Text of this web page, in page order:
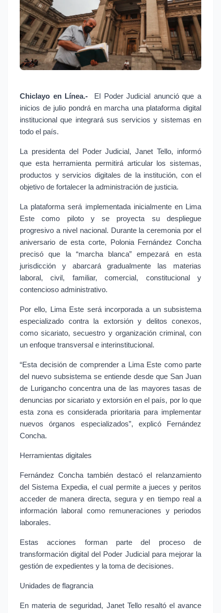
Chiclayo en Línea.-
El Poder Judicial anunció que a
inicios de julio pondrá en marcha una plataforma digital
institucional que integrará sus servicios y sistemas en
todo el país.
La presidenta del Poder Judicial, Janet Tello, informó
que esta herramienta permitirá articular los sistemas,
productos y servicios digitales de la institución, con el
objetivo de fortalecer la administración de justicia.
La plataforma será implementada inicialmente en Lima
Este como piloto y se proyecta su despliegue
progresivo a nivel nacional. Durante la ceremonia por el
aniversario de esta corte, Polonia Fernández Concha
precisó que la “marcha blanca” empezará en esta
jurisdicción y abarcará gradualmente las materias
laboral, civil, familiar, comercial, constitucional y
contencioso administrativo.
Por ello, Lima Este será incorporada a un subsistema
especializado contra la extorsión y delitos conexos,
como sicariato, secuestro y organización criminal, con
un enfoque transversal e interinstitucional.
“Esta decisión de comprender a Lima Este como parte
del nuevo subsistema se entiende desde que San Juan
de Lurigancho concentra una de las mayores tasas de
denuncias por sicariato y extorsión en el país, por lo que
esta zona es considerada prioritaria para implementar
nuevos órganos especializados”, explicó Fernández
Concha.
Herramientas digitales
Fernández Concha también destacó el relanzamiento
del Sistema Expedia, el cual permite a jueces y peritos
acceder de manera directa, segura y en tiempo real a
información laboral como remuneraciones y periodos
laborales.
Estas acciones forman parte del proceso de
transformación digital del Poder Judicial para mejorar la
gestión de expedientes y la toma de decisiones.
Unidades de flagrancia
En materia de seguridad, Janet Tello resaltó el avance